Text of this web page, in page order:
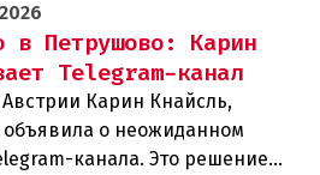
в Петрушово: Карин
Telegram-канал
Карин Кнайсль,
о неожиданном
канала. Это решение